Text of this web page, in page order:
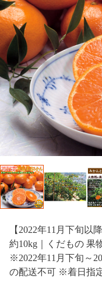
【2022年11月下旬
約10kg｜くだもの 果
※2022年11月下旬～
の配送不可 ※着日指